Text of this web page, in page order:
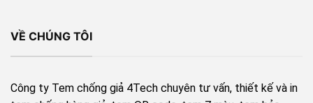
VỀ CHÚNG TÔI
Công ty Tem chống giả 4Tech chuyên tư vấn, thiết kế và in